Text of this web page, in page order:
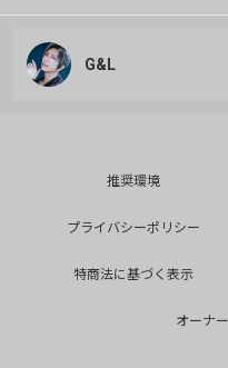
G&L
推奨環境
プライバシーポリシー
特商法に基づく表示
オーナ